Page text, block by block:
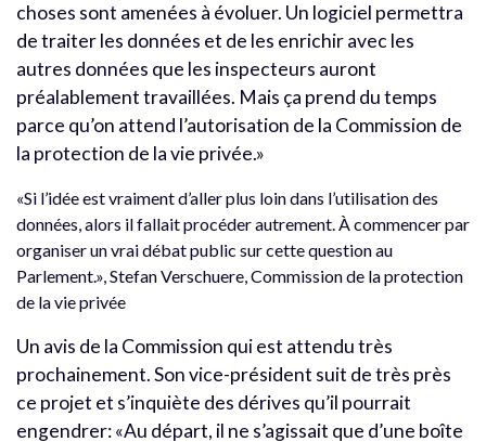
choses sont amenées à évoluer. Un logiciel permettra
de traiter les données et de les enrichir avec les
autres données que les inspecteurs auront
préalablement travaillées. Mais ça prend du temps
parce qu’on attend l’autorisation de la Commission de
la protection de la vie privée.»
«Si l’idée est vraiment d’aller plus loin dans l’utilisation des
données, alors il fallait procéder autrement. À commencer par
organiser un vrai débat public sur cette question au
Parlement.», Stefan Verschuere, Commission de la protection
de la vie privée
Un avis de la Commission qui est attendu très
prochainement. Son vice-président suit de très près
ce projet et s’inquiète des dérives qu’il pourrait
engendrer: «Au départ, il ne s’agissait que d’une boîte